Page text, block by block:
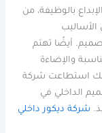
بالوظيفة، من
أيضًا تهتم
والإضاءة
لذلك استطاعت شركة
الداخلي في
شركة ديكور داخلي